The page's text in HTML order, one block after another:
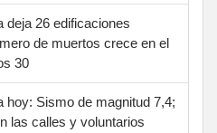
deja 26 edificaciones
de muertos crece en el
30
hoy: Sismo de magnitud 7,4;
las calles y voluntarios